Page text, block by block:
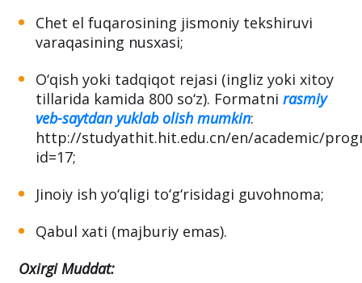
Chet el fuqarosining jismoniy tekshiruvi
varaqasining nusxasi;
O‘qish yoki tadqiqot rejasi (ingliz yoki xitoy
tillarida kamida 800 so‘z). Formatni rasmiy
veb-saytdan yuklab olish mumkin:
http://studyathit.hit.edu.cn/en/academic/
id=17;
Jinoiy ish yo‘qligi to‘g‘risidagi guvohnoma;
Qabul xati (majburiy emas).
Oxirgi Muddat: